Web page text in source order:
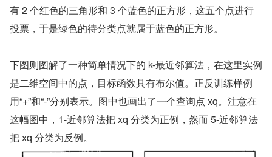
有 2 个红色的三角形和 3 个蓝色的正方形，这五个点进行
投票，于是绿色的待分类点就属于蓝色的正方形。
下图则图解了一种简单情况下的 k-最近邻算法，在这里实例
是二维空间中的点，目标函数具有布尔值。正反训练样例
用“+”和“-”分别表示。图中也画出了一个查询点 xq。注意在
这幅图中，1-近邻算法把 xq 分类为正例，然而 5-近邻算法
把 xq 分类为反例。